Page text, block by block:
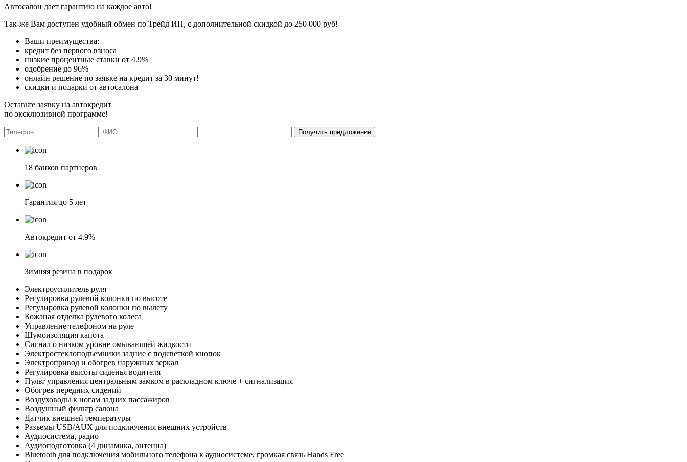
Автосалон дает гарантию на каждое авто!
Так-же Вам доступен удобный обмен по Трейд ИН, с дополнительной скидкой до 250 000 руб!
Ваши преимущества:
кредит без первого взноса
низкие процентные ставки от 4.9%
одобрение до 96%
онлайн решение по заявке на кредит за 30 минут!
скидки и подарки от автосалона
Оставьте заявку на автокредит
по эксклюзивной программе!
Получить предложение
18 банков партнеров
Гарантия до 5 лет
Автокредит от 4.9%
Зимняя резина в подарок
Электроусилитель руля
Регулировка рулевой колонки по высоте
Регулировка рулевой колонки по вылету
Кожаная отделка рулевого колеса
Управление телефоном на руле
Шумоизоляция капота
Сигнал о низком уровне омывающей жидкости
Электростеклоподъемники задние с подсветкой кнопок
Электропривод и обогрев наружных зеркал
Регулировка высоты сиденья водителя
Пульт управления центральным замком в раскладном ключе + сигнализация
Обогрев передних сидений
Воздуховоды к ногам задних пассажиров
Воздушный фильтр салона
Датчик внешней температуры
Разъемы USB/AUX для подключения внешних устройств
Аудиосистема, радио
Аудиоподготовка (4 динамика, антенна)
Bluetooth для подключения мобильного телефона к аудиосистеме, громкая связь Hands Free